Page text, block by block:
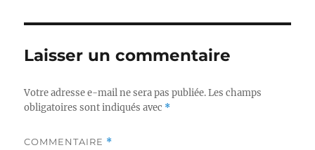
Laisser un commentaire
Votre adresse e-mail ne sera pas publiée. Les champs
obligatoires sont indiqués avec *
COMMENTAIRE *